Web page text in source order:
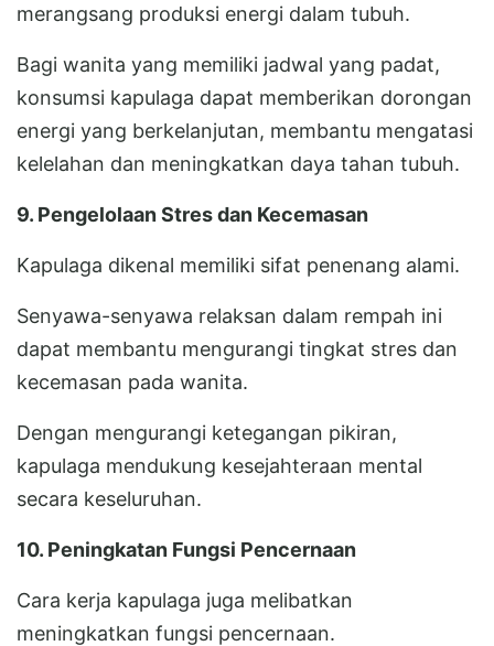
merangsang produksi energi dalam tubuh.
Bagi wanita yang memiliki jadwal yang padat,
konsumsi kapulaga dapat memberikan dorongan
energi yang berkelanjutan, membantu mengatasi
kelelahan dan meningkatkan daya tahan tubuh.
9. Pengelolaan Stres dan Kecemasan
Kapulaga dikenal memiliki sifat penenang alami.
Senyawa-senyawa relaksan dalam rempah ini
dapat membantu mengurangi tingkat stres dan
kecemasan pada wanita.
Dengan mengurangi ketegangan pikiran,
kapulaga mendukung kesejahteraan mental
secara keseluruhan.
10. Peningkatan Fungsi Pencernaan
Cara kerja kapulaga juga melibatkan
meningkatkan fungsi pencernaan.